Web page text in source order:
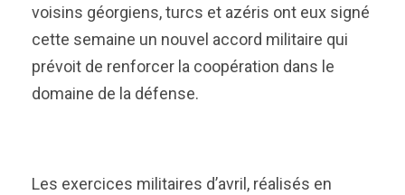
voisins géorgiens, turcs et azéris ont eux signé
cette semaine un nouvel accord militaire qui
prévoit de renforcer la coopération dans le
domaine de la défense.
Les exercices militaires d’avril, réalisés en